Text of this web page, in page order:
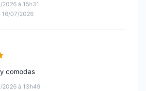
à 15h31
16/07/2026
2026 à 13h49
comodas